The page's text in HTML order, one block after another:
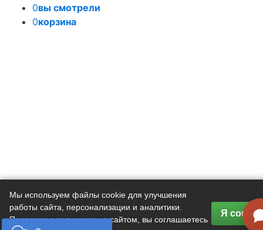
Мы используем файлы cookie для улучшения
работы сайта, персонализации и аналитики.
Продолжая пользоваться сайтом, вы соглашаетесь
Я
0вы смотрели
0корзина
Задать вопрос